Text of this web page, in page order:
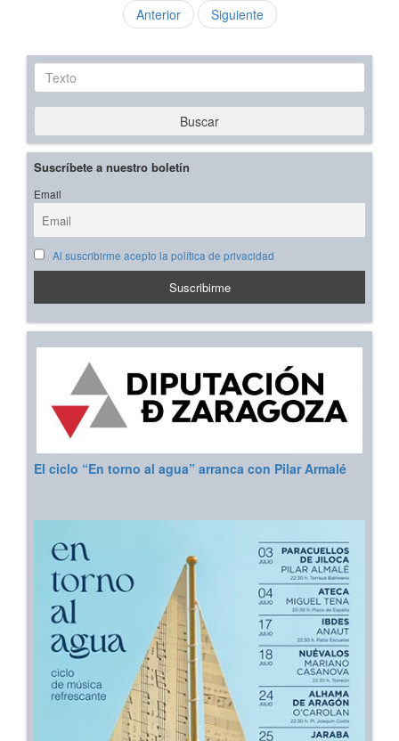
Anterior Siguiente
Texto
Buscar
Suscríbete a nuestro boletín
Email
Al suscribirme acepto la política de privacidad
El ciclo “En torno al agua” arranca con Pilar Armalé